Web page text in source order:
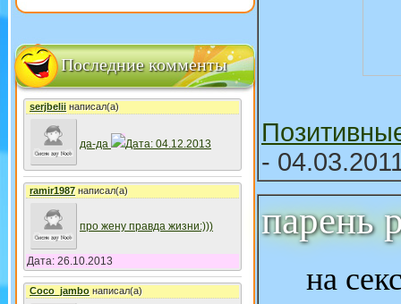
Последние комменты
serjbeliiнаписал(а)
да-да Дата: 04.12.2013
ramir1987написал(а)
про жену правда жизни:)))
Дата: 26.10.2013
Coco_jambo написал(а)
-
парень
на